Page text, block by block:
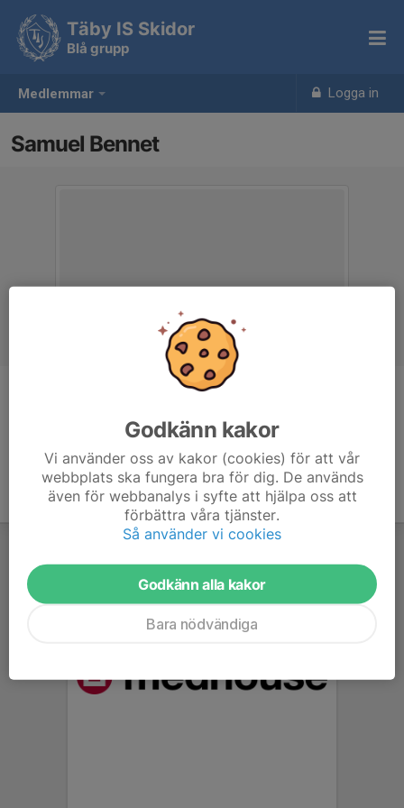
Medlemmar Logga in
Täby IS Skidor
Blå grupp
Samuel Bennet
Godkänn kakor
Vi använder oss av kakor (cookies) för att vår
webbplats ska fungera bra för dig. De används
även för webbanalys i syfte att hjälpa oss att
förbättra våra tjänster.
Så använder vi cookies
Godkänn alla kakor
Bara nödvändiga